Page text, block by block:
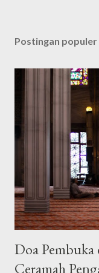
Postingan
Doa
Ceramah